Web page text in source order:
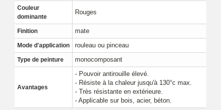
Couleur
dominante
Rouges
Finition mate
Mode d'application rouleau ou pinceau
Type de peinture monocomposant
Avantages
- Pouvoir antirouille élevé.
- Résiste à la chaleur jusqu'à 130°c max.
- Très résistante en extérieure.
- Applicable sur bois, acier, béton.